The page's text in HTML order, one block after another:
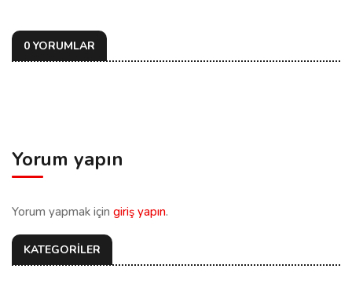
0 YORUMLAR
Yorum yapın
Yorum yapmak için giriş yapın.
KATEGORİLER